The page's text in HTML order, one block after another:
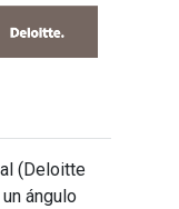
(Deloitte
ángulo